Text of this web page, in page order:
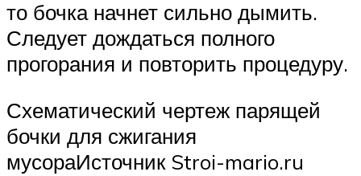
то бочка начнет сильно дымить.
Следует дождаться полного
прогорания и повторить процедуру.
Схематический чертеж парящей
бочки для сжигания
мусораИсточник Stroi-mario.ru